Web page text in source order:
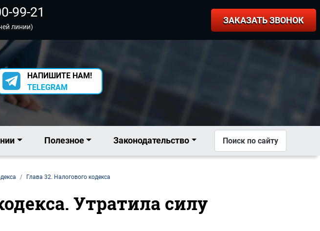
99-21
линии)
ЗАКАЗАТЬ ЗВОНОК
НАПИШИТЕ НАМ!
TELEGRAM
Полезное Законодательство Поиск по сайту
Глава 32. Налогового кодекса
Утратила силу